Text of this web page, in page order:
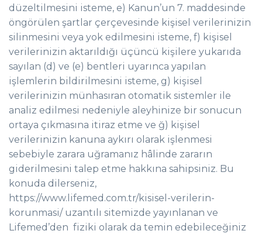
düzeltilmesini isteme, e) Kanun’un 7. maddesinde
öngörülen şartlar çerçevesinde kişisel verilerinizin
silinmesini veya yok edilmesini isteme, f) kişisel
verilerinizin aktarıldığı üçüncü kişilere yukarıda
sayılan (d) ve (e) bentleri uyarınca yapılan
işlemlerin bildirilmesini isteme, g) kişisel
verilerinizin münhasıran otomatik sistemler ile
analiz edilmesi nedeniyle aleyhinize bir sonucun
ortaya çıkmasına itiraz etme ve ğ) kişisel
verilerinizin kanuna aykırı olarak işlenmesi
sebebiyle zarara uğramanız hâlinde zararın
giderilmesini talep etme hakkına sahipsiniz. Bu
konuda dilerseniz,
https://www.lifemed.com.tr/kisisel-verilerin-
korunmasi/ uzantılı sitemizde yayınlanan ve
Lifemed’den fiziki olarak da temin edebileceğiniz